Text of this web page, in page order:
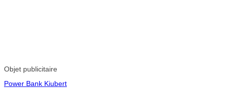
Objet publicitaire
Power Bank Kiubert